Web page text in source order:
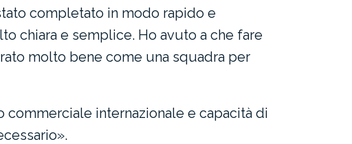
completato in modo rapido e
chiara e semplice. Ho avuto a che fare
molto bene come una squadra per
internazionale e capacità di